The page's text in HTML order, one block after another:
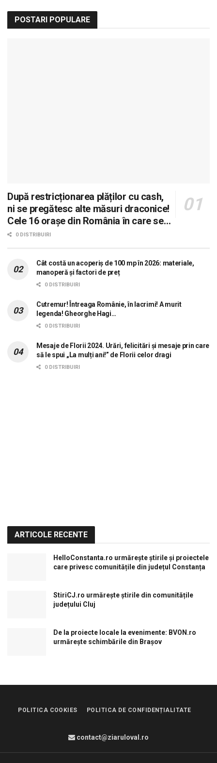
POSTARI POPULARE
După restricționarea plăților cu cash,
ni se pregătesc alte măsuri draconice!
Cele 16 orașe din România în care se
dorește aplicarea sistemului 0 carne, 0
0 DISTRIBUIRI
Cât costă un acoperiș de 100 mp în 2026: materiale,
manoperă și factori de preț
0 DISTRIBUIRI
Cutremur! Întreaga Românie, în lacrimi! A murit
legenda! Gheorghe Hagi…
0 DISTRIBUIRI
Mesaje de Florii 2024. Urări, felicitări și mesaje prin care
să le spui „La mulți ani!” de Florii celor dragi
0 DISTRIBUIRI
ARTICOLE RECENTE
HelloConstanta.ro urmărește știrile și proiectele
care privesc comunitățile din județul Constanța
StiriCJ.ro urmărește știrile din comunitățile
județului Cluj
De la proiecte locale la evenimente: BVON.ro
urmărește schimbările din Brașov
POLITICA COOKIES POLITICA DE CONFIDENȚIALITATE
contact@ziaruloval.ro